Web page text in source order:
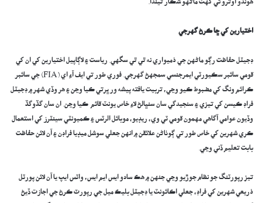
هوندو اوترو ئي گهٽ ماڻهو شڪار ٿيندا.
اختيارين کي ڇا ڪرڻ گهرجي
ڊجيٽل حفاظت رڳو ماڻهن جي ذميواري نه ٿي ٿي سگهي. رياست ۽ لاڳاپيل اختيارين کي ان کي
قومي سائبر سڪيورٽي ايمرجنسي سمجهڻ گهرجي. فوري طور تي ايف آءِ اي (FIA) جي سائبر
ڪرائم ونگ کي مضبوط ڪيو وڃي، تربيت يافته پيشه ور ڀرتي ڪيا وڃن ۽ هر وڏي شهر ۾ ڊجيٽل
فراڊ ڪيسن کي تيزي ۽ سنجيدگي سان سنڀالڻ لاءِ خاص يونٽ قائم ڪيا وڃن. ان سان گڏوگڏ
وڏيون عوامي آگاهي مهمون قومي ٽي وي، ريڊيو، موبائل الرٽس ۽ ڪميونٽي سينٽرز کي استعمال
ڪري شهرين کي خاص طور تي ڳوٺاڻن علائقن ۾ انهن جعلي سوشل ميڊيا فراڊن ۽ آن لائن حفاظت
بابت تعليم ڏني وڃي.
تيز رپورٽنگ جو نظام جوڙيو وڃي جنهن ۾ هڪ سادو ايس ايم ايس، واٽس ايپ يا آن لائن پورٽل
ذريعي شهرين کي فراڊ، جعلي اڪائونٽ يا ڊجيٽل بليڪ ميل جي رپورٽ ڪرڻ جي اجازت ڏيڻ